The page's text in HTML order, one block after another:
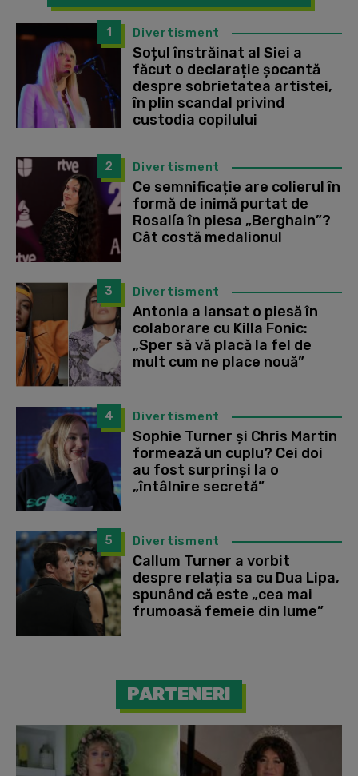
1 Divertisment
Soțul înstrăinat al Siei a
făcut o declarație șocantă
despre sobrietatea artistei,
în plin scandal privind
custodia copilului
2 Divertisment
Ce semnificație are colierul în
formă de inimă purtat de
Rosalía în piesa „Berghain”?
Cât costă medalionul
3 Divertisment
Antonia a lansat o piesă în
colaborare cu Killa Fonic:
„Sper să vă placă la fel de
mult cum ne place nouă”
4 Divertisment
Sophie Turner și Chris Martin
formează un cuplu? Cei doi
au fost surprinși la o
„întâlnire secretă”
5 Divertisment
Callum Turner a vorbit
despre relația sa cu Dua Lipa,
spunând că este „cea mai
frumoasă femeie din lume”
PARTENERI